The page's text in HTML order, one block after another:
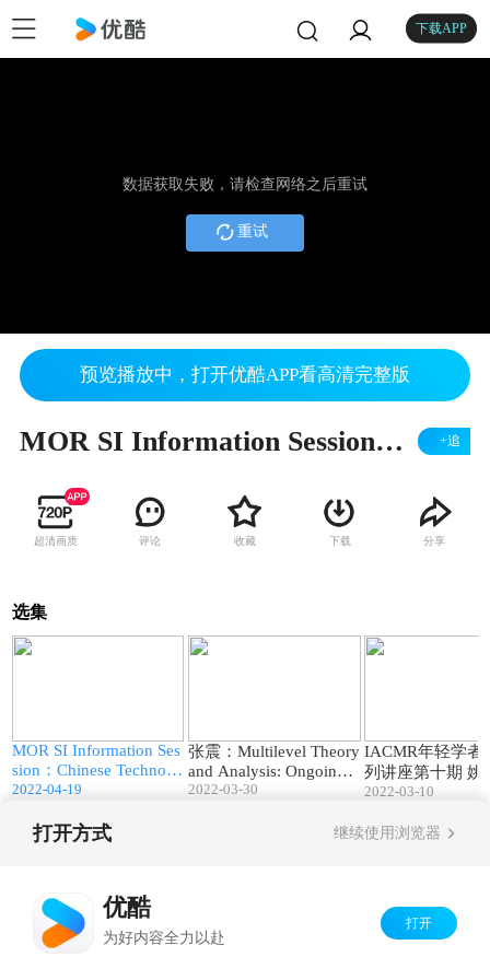
下载APP
数据获取失败，请检查网络之后重试
重试
预览播放中，打开优酷APP看高清完整版
MOR SI Information Session：Chinese Technology Ventures in the Digital Era +追
超清画质 评论 收藏 下载 分享
选集
MOR SI Information Ses
sion：Chinese Technolo
gy Ventures in the Digita
2022-04-19
张震：Multilevel Theory
and Analysis: Ongoing
Debates and Future Dire
2022-03-30
IACMR年轻学者
列讲座第十期 姚
哈佛妈妈谈天赋
2022-03-10
打开方式 继续使用浏览器
优酷
为好内容全力以赴
打开